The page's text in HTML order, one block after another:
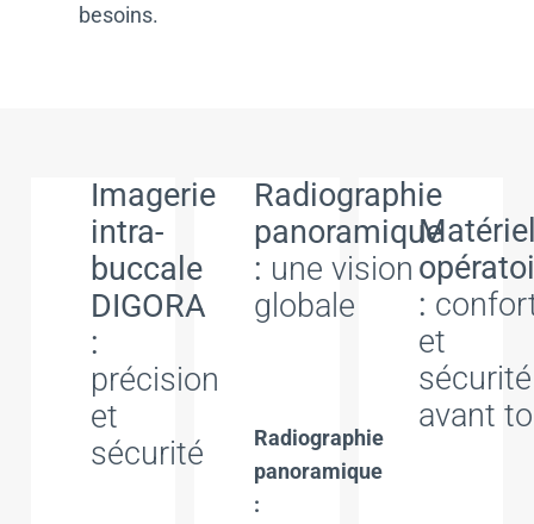
besoins.
Imagerie
intra-
buccale
DIGORA
:
précision
et
sécurité
Radiographie
panoramique
: une vision
globale
Radiographie
panoramique
:
:
et
sécurité
avant